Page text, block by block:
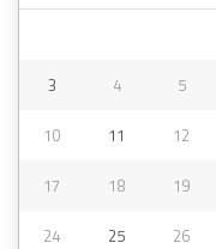
3 4 5
10 11 12
17 18 19
24 25 26